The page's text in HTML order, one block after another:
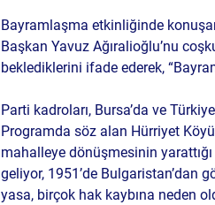
Bayramlaşma etkinliğinde
Başkan Yavuz Ağıralioğlu’nu
beklediklerini ifade ederek,
Parti kadroları, Bursa’da ve
Programda söz alan Hürriyet
mahalleye dönüşmesinin
geliyor, 1951’de Bulgaristan’dan
yasa, birçok hak kaybına neden